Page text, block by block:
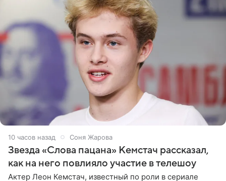
10 часов назад Соня Жарова
Звезда «Слова пацана» Кемстач рассказал,
как на него повлияло участие в телешоу
Актер Леон Кемстач, известный по роли в сериале